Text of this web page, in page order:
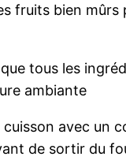
fruits bien mûrs
que tous les
ambiante
cuisson avec un
de sortir du